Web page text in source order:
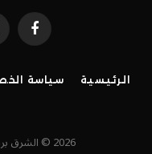
فيسبوك
الرئيسية سياسة
2026 © الشرق برس. جميع حقوق النشر محفوظة.